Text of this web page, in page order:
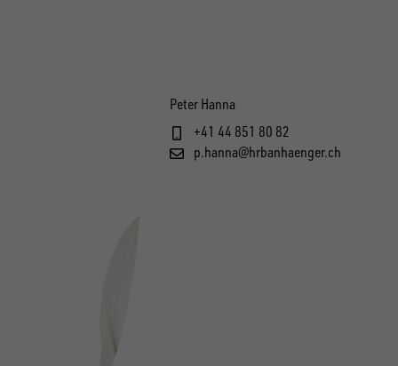
Peter Hanna
+41 44 851 80 82
p.hanna@hrbanhaenger.ch